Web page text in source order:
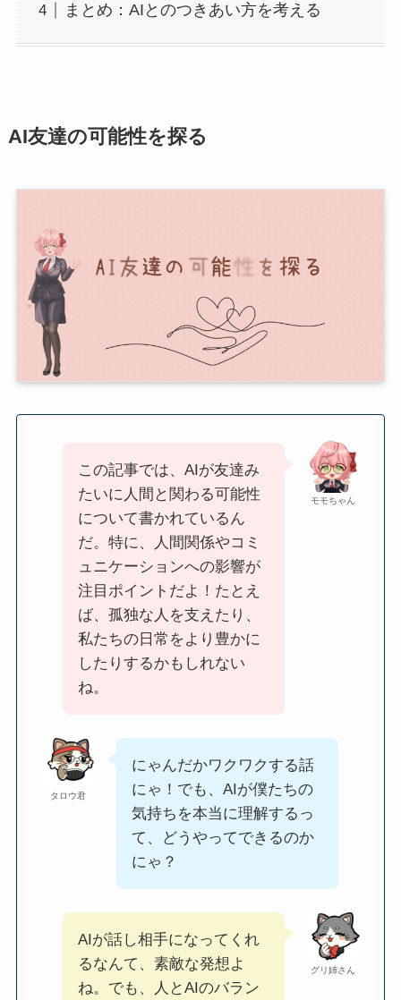
まとめ：AIとのつきあい方を考える
AI友達の可能性を探る
モモちゃん
この記事では、AIが友達み
たいに人間と関わる可能性
について書かれているん
だ。特に、人間関係やコミ
ュニケーションへの影響が
注目ポイントだよ！たとえ
ば、孤独な人を支えたり、
私たちの日常をより豊かに
したりするかもしれない
ね。
タロウ君
にゃんだかワクワクする話
にゃ！でも、AIが僕たちの
気持ちを本当に理解するっ
て、どうやってできるのか
にゃ？
グリ姉さん
AIが話し相手になってくれ
るなんて、素敵な発想よ
ね。でも、人とAIのバラン